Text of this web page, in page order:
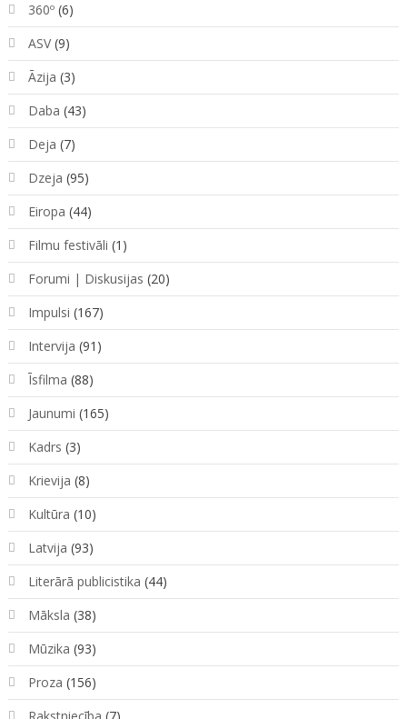
360º(6)
ASV(9)
Āzija (3)
Daba (43)
Deja (7)
Dzeja (95)
Eiropa (44)
Filmu festivāli (1)
Forumi | Diskusijas (20)
Impulsi (167)
Intervija (91)
Īsfilma (88)
Jaunumi (165)
Kadrs (3)
Krievija (8)
Kultūra (10)
Latvija (93)
Literārā publicistika (44)
Māksla (38)
Mūzika (93)
Proza (156)